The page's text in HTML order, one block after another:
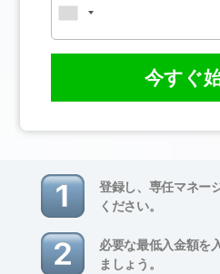
今すぐ
登録し、専任マネー
ください。
必要な最低入金額を
ましょう。